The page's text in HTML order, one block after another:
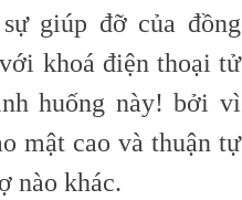
giúp đỡ của đồng
khoá điện thoại tử
huống này! bởi vì
mật cao và thuận tự
nào khác.